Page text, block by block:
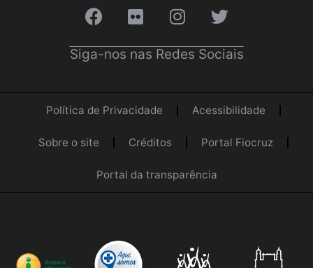
Siga-nos nas Redes Sociais
Política de Privacidade Acessibilidade
Sobre o site Créditos Portal Fiocruz
Portal da transparência